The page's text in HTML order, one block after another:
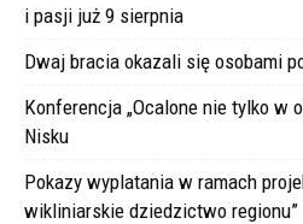
i pasji już 9 sierpnia
Dwaj bracia okazali się osobami
Konferencja „Ocalone nie tylko w
Nisku
Pokazy wyplatania w ramach
wikliniarskie dziedzictwo regionu”